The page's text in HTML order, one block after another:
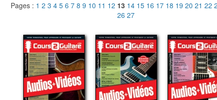
Pages : 1 2 3 4 5 6 7 8 9 10 11 12 13 14 15 16 17 18 19 20 21 22
26 27